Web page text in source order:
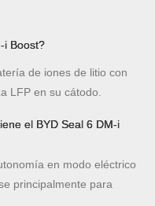
i Boost?
de iones de litio con
LFP en su cátodo.
el BYD Seal 6 DM-i
en modo eléctrico
principalmente para